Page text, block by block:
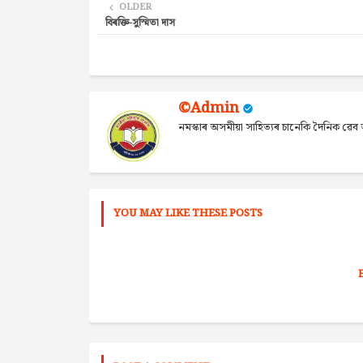
OLDER
বিৰক্তি-সুস্মিতা দাস
©Admin
নমস্কাৰ অসমীয়া সাহিত্যৰ চানেকি দৈনিক
YOU MAY LIKE THESE POSTS